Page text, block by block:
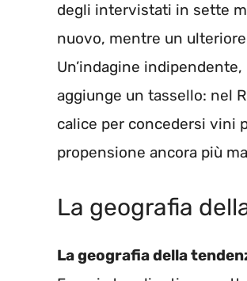
degli intervistati in sette
nuovo, mentre un
Un’indagine
aggiunge un tassello: nel
calice per concedersi vini
propensione ancora più
La geografia
La geografia della